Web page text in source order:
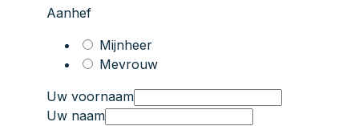
Aanhef
Mijnheer
Mevrouw
Uw voornaam
Uw naam